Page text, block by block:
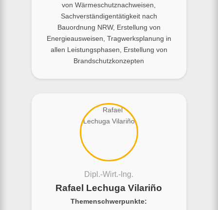
von Wärmeschutznachweisen,
Sachverständigentätigkeit nach
Bauordnung NRW, Erstellung von
Energieausweisen, Tragwerksplanung in
allen Leistungsphasen, Erstellung von
Brandschutzkonzepten
Dipl.-Wirt.-Ing.
Rafael Lechuga Vilariño
Themenschwerpunkte: